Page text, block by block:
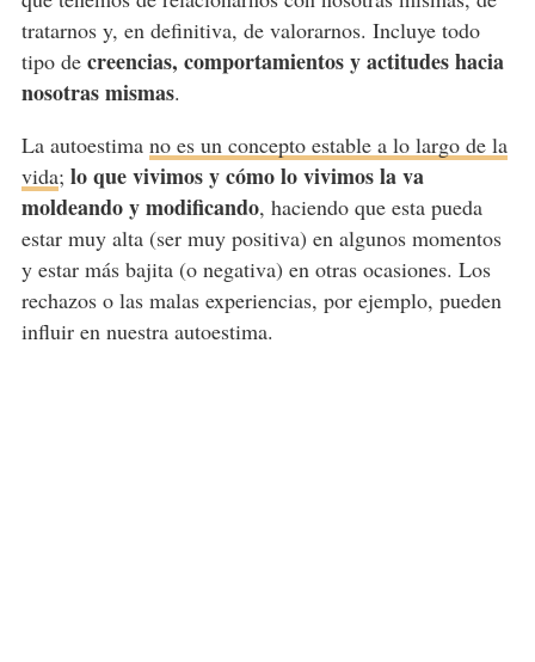
tratarnos y, en definitiva, de valorarnos. Incluye todo
tipo de creencias, comportamientos y actitudes hacia
nosotras mismas.
La autoestima no es un concepto estable a lo largo de la
vida; lo que vivimos y cómo lo vivimos la va
moldeando y modificando, haciendo que esta pueda
estar muy alta (ser muy positiva) en algunos momentos
y estar más bajita (o negativa) en otras ocasiones. Los
rechazos o las malas experiencias, por ejemplo, pueden
influir en nuestra autoestima.